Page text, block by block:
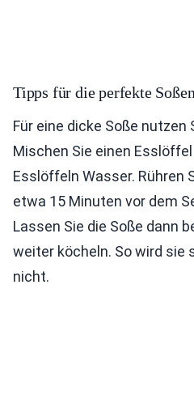
Tipps für die perfekte
Für eine dicke Soße nutzen
Mischen Sie einen
Esslöffeln Wasser. Rühren
etwa 15 Minuten vor dem
Lassen Sie die Soße dann
weiter köcheln. So wird sie
nicht.